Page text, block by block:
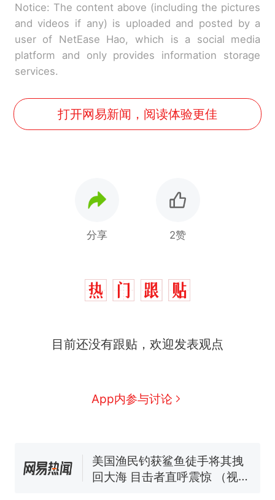
Notice: The content above (including the pictures
and videos if any) is uploaded and posted by a
user of NetEase Hao, which is a social media
platform and only provides information storage
services.
打开网易新闻，阅读体验更佳
分享 2赞
目前还没有跟贴，欢迎发表观点
App内参与讨论
新 费大厨“全国小炒肉大王”称
号，仅凭视频评出？中国烹饪
140多朵
美国渔民钓获鲨鱼徒手将其拽
回大海 目击者直呼震惊 （视频